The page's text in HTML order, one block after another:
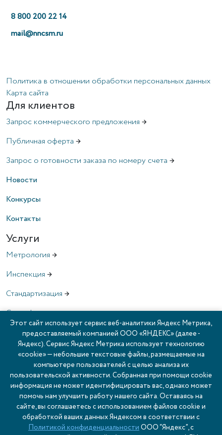
Этот сайт использует сервис веб-аналитики Яндекс Метрика,
предоставляемый компанией ООО «ЯНДЕКС» (далее -
Яндекс). Сервис Яндекс Метрика использует технологию
«cookie» — небольшие текстовые файлы, размещаемые на
компьютере пользователей с целью анализа их
пользовательской активности. Собранная при помощи cookie
информация не может идентифицировать вас, однако может
помочь нам улучшить работу нашего сайта. Оставаясь на
сайте, вы соглашаетесь с использованием файлов cookie и
обработкой ваших данных Яндексом в соответствии с
Политикой конфиденциальностиООО “Яндекс”, с
8 800 200 22 14
mail@nncsm.ru
Политика в отношении обработки персональных данных
Карта сайта
Для клиентов
Запрос коммерческого предложения →
Публичная оферта →
Запрос о готовности заказа по номеру счета →
Новости
Конкурсы
Контакты
Услуги
Метрология →
Инспекция →
Стандартизация →
Сертификация→
Межлабораторные сличительные испытания→
Записаться онлайн
Проверить готовность заказа по номеру счета